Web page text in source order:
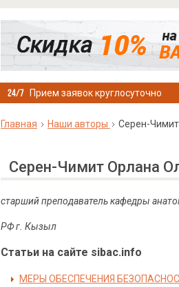
Прием заявок круглосуточно
Главная Наши авторы Серен-
Серен-Чимит Орлана
старший преподаватель кафедры
РФ г. Кызыл
Статьи на сайте sibac.info
МЕРЫ ОБЕСПЕЧЕНИЯ